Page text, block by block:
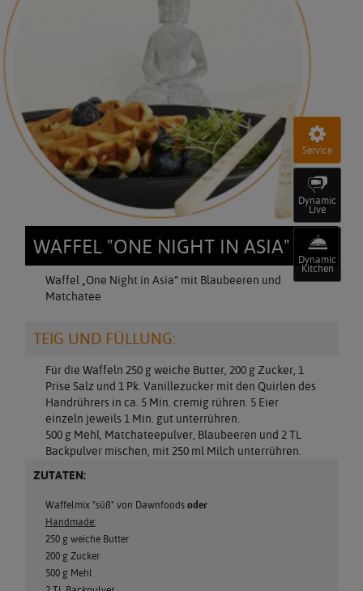
Service
Dynamic
Live
Dynamic
Kitchen
WAFFEL "ONE NIGHT IN ASIA"
Waffel „One Night in Asia“ mit Blaubeeren und
Matchatee
TEIG UND FÜLLUNG:
Für die Waffeln 250 g weiche Butter, 200 g Zucker, 1
Prise Salz und 1 Pk. Vanillezucker mit den Quirlen des
Handrührers in ca. 5 Min. cremig rühren. 5 Eier
einzeln jeweils 1 Min. gut unterrühren.
500 g Mehl, Matchateepulver, Blaubeeren und 2 TL
Backpulver mischen, mit 250 ml Milch unterrühren.
ZUTATEN:
Waffelmix "süß" von Dawnfoods oder
Handmade:
250 g weiche Butter
200 g Zucker
500 g Mehl